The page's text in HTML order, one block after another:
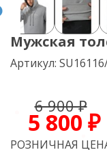
Мужская
Артикул:
6 900 ₽
5 800 ₽
РОЗНИЧНАЯ